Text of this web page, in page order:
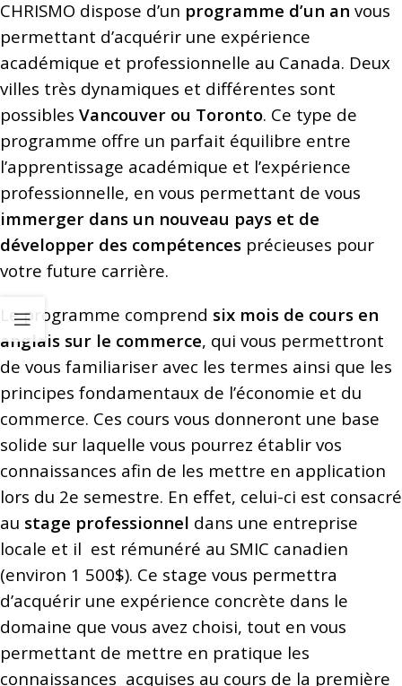
CHRISMO dispose d’un programme d’un an vous
permettant d’acquérir une expérience
académique et professionnelle au Canada. Deux
villes très dynamiques et différentes sont
possibles Vancouver ou Toronto. Ce type de
programme offre un parfait équilibre entre
l’apprentissage académique et l’expérience
professionnelle, en vous permettant de vous
immerger dans un nouveau pays et de
développer des compétences précieuses pour
votre future carrière.
Le programme comprend six mois de cours en
anglais sur le commerce, qui vous permettront
de vous familiariser avec les termes ainsi que les
principes fondamentaux de l’économie et du
commerce. Ces cours vous donneront une base
solide sur laquelle vous pourrez établir vos
connaissances afin de les mettre en application
lors du 2e semestre. En effet, celui-ci est consacré
au stage professionnel dans une entreprise
locale et il est rémunéré au SMIC canadien
(environ 1 500$). Ce stage vous permettra
d’acquérir une expérience concrète dans le
domaine que vous avez choisi, tout en vous
permettant de mettre en pratique les
connaissances acquises au cours de la première